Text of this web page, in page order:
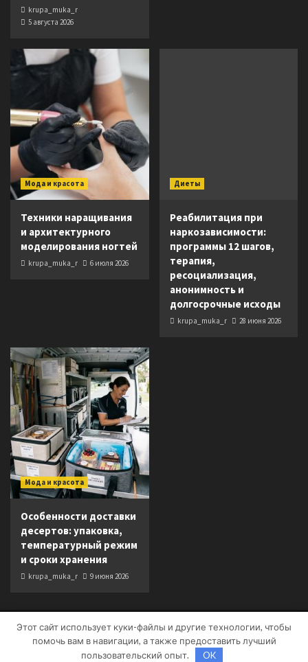
krupa_muka_r
5 августа 2026
Мода и красота
Техники наращивания
и архитектурного
моделирования ногтей
krupa_muka_r 6 июля 2026
Диеты
Реабилитация при
наркозависимости:
программы 12 шагов,
терапия,
ресоциализация,
анонимность и
долгосрочные исходы
krupa_muka_r 28 июня 2026
Мода и красота
Особенности доставки
десертов: упаковка,
температурный режим
и сроки хранения
krupa_muka_r 9 июня 2026
Copyright © Все права защищены.|CoverNewsот AF
themes.
Этот сайт использует куки-файлы и другие технологии, чтобы
помочь вам в навигации, а также предоставить лучший
пользовательский опыт.
OK